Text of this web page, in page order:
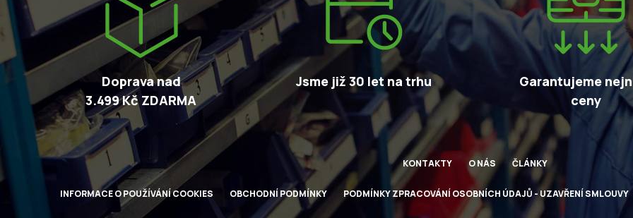
Doprava nad
3.499 Kč ZDARMA
Jsme již 30 let na trhu
Garantujeme
ceny
KONTAKTY O NÁS ČLÁNKY
INFORMACE O POUŽÍVÁNÍ COOKIES OBCHODNÍ PODMÍNKY PODMÍNKY ZPRACOVÁNÍ OSOBNÍCH ÚDAJŮ - UZAVŘENÍ SMLOUVY